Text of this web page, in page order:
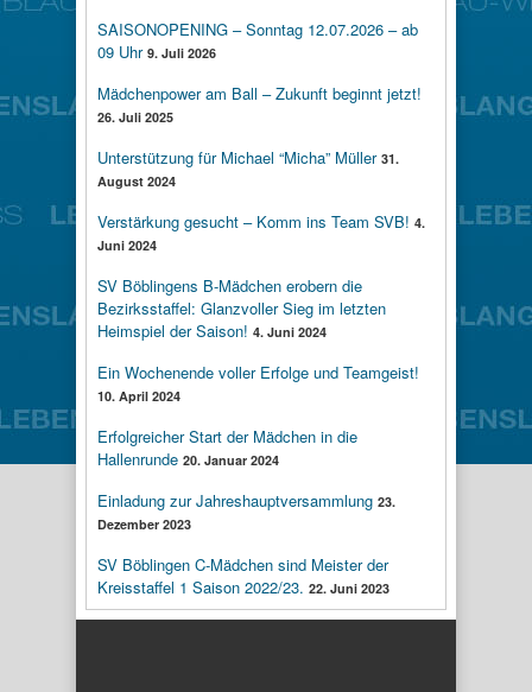
SAISONOPENING – Sonntag 12.07.2026 – ab
09 Uhr 9. Juli 2026
Mädchenpower am Ball – Zukunft beginnt jetzt!
26. Juli 2025
Unterstützung für Michael “Micha” Müller 31.
August 2024
Verstärkung gesucht – Komm ins Team SVB! 4.
Juni 2024
SV Böblingens B-Mädchen erobern die
Bezirksstaffel: Glanzvoller Sieg im letzten
Heimspiel der Saison! 4. Juni 2024
Ein Wochenende voller Erfolge und Teamgeist!
10. April 2024
Erfolgreicher Start der Mädchen in die
Hallenrunde 20. Januar 2024
Einladung zur Jahreshauptversammlung 23.
Dezember 2023
SV Böblingen C-Mädchen sind Meister der
Kreisstaffel 1 Saison 2022/23. 22. Juni 2023